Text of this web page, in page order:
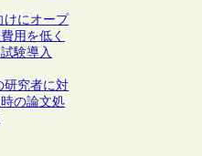
けにオープ
用を低く
験導入
研究者に対
の論文処